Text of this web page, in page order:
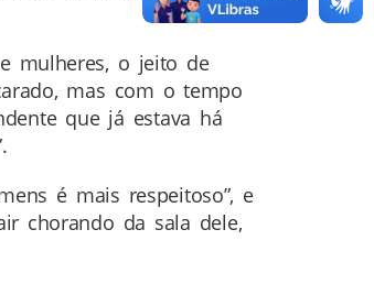
mulheres, o jeito de
mas com o tempo
que já estava há
é mais respeitoso”, e
chorando da sala dele,